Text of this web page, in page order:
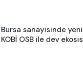
Bursa sanayisinde
KOBİ OSB ile dev